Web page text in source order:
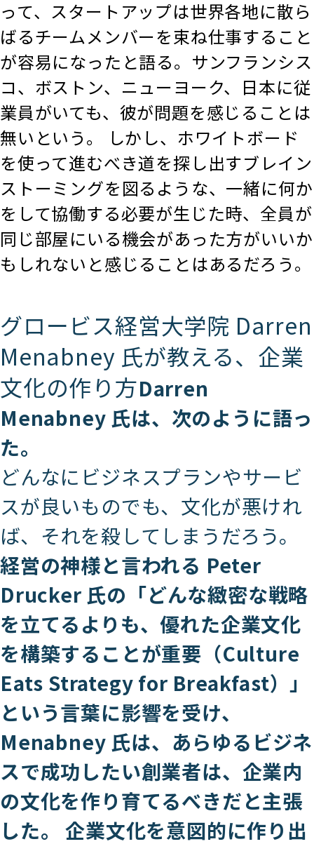
って、スタートアップは世界各地に散ら
ばるチームメンバーを束ね仕事すること
が容易になったと語る。サンフランシス
コ、ボストン、ニューヨーク、日本に従
業員がいても、彼が問題を感じることは
無いという。 しかし、ホワイトボード
を使って進むべき道を探し出すブレイン
ストーミングを図るような、一緒に何か
をして協働する必要が生じた時、全員が
同じ部屋にいる機会があった方がいいか
もしれないと感じることはあるだろう。
グロービス経営大学院 Darren
Menabney 氏が教える、企業
文化の作り方Darren
Menabney 氏は、次のように語っ
た。
どんなにビジネスプランやサービ
スが良いものでも、文化が悪けれ
ば、それを殺してしまうだろう。
経営の神様と言われる Peter
Drucker 氏の「どんな緻密な戦略
を立てるよりも、優れた企業文化
を構築することが重要（Culture
Eats Strategy for Breakfast）」
という言葉に影響を受け、
Menabney 氏は、あらゆるビジネ
スで成功したい創業者は、企業内
の文化を作り育てるべきだと主張
した。 企業文化を意図的に作り出